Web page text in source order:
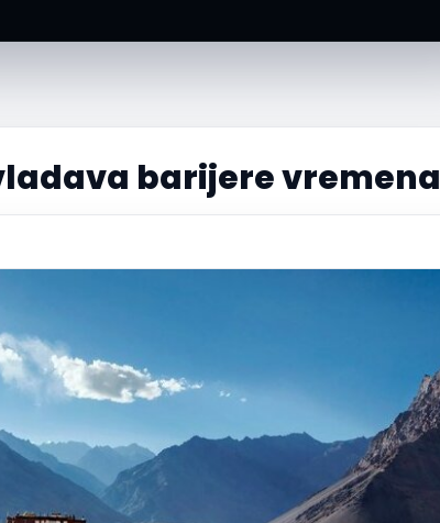
barijere vremena